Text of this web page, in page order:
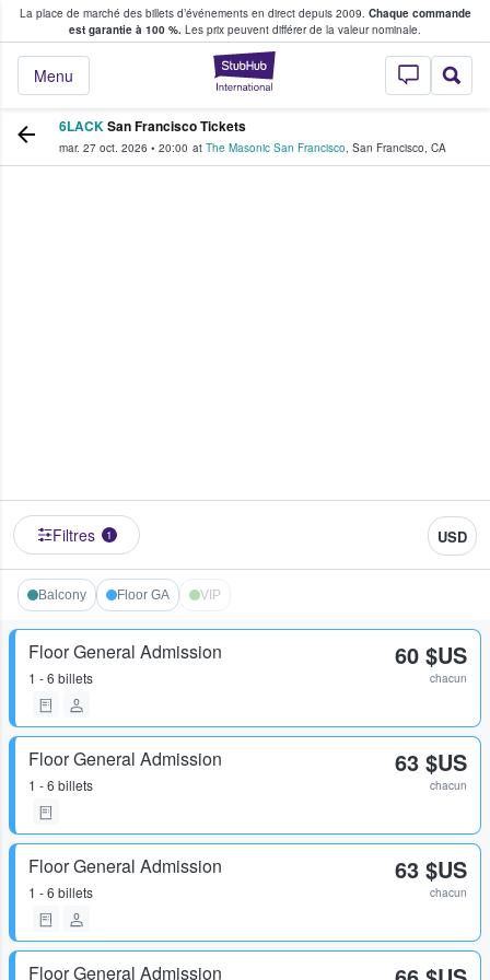
La place de marché des billets d’événements en direct depuis 2009. Chaque commande
est garantie à 100 %. Les prix peuvent différer de la valeur nominale.
StubHub - Où
Menu
fans achètent et vendent des billets
6LACKSan Francisco Tickets
mar. 27 oct. 2026 • 20:00 at The Masonic San Francisco, San Francisco, CA
Filtres 1 USD
Balcony Floor GA VIP
Floor General Admission
1 - 6 billets
60 $US
chacun
Floor General Admission
1 - 6 billets
63 $US
chacun
Floor General Admission
1 - 6 billets
63 $US
chacun
Floor General Admission